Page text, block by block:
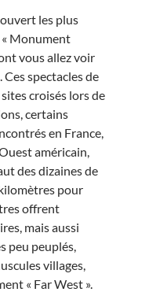
les plus
« Monument
vous allez voir
spectacles de
croisés lors de
certains
en France,
américain,
des dizaines de
pour
offrent
mais aussi
peu peuplés,
villages,
« Far West ».